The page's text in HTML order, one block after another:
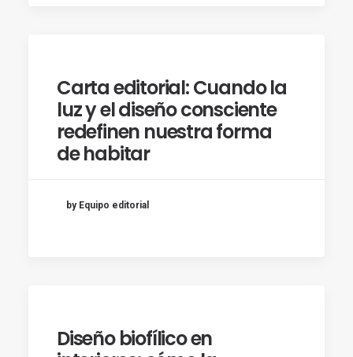
Carta editorial: Cuando la
luz y el diseño consciente
redefinen nuestra forma
de habitar
by Equipo editorial
Diseño biofílico en